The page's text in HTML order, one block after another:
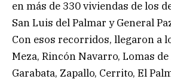
en más de 330 viviendas de los
San Luis del Palmar y General
Con esos recorridos, llegaron a
Meza, Rincón Navarro, Lomas
Garabata, Zapallo, Cerrito, El